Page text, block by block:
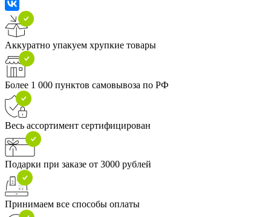
Аккуратно упакуем хрупкие товары
Более 1 000 пунктов самовывоза по РФ
Весь ассортимент сертифицирован
Подарки при заказе от 3000 рублей
Принимаем все способы оплаты